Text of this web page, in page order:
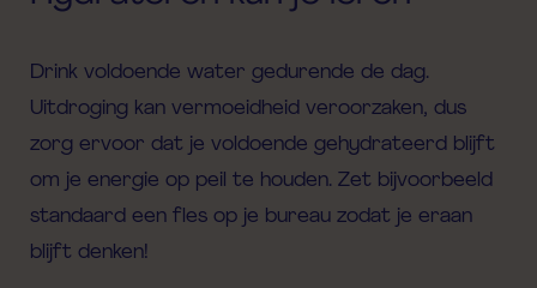
Drink voldoende water gedurende de dag.
Uitdroging kan vermoeidheid veroorzaken, dus
zorg ervoor dat je voldoende gehydrateerd blijft
om je energie op peil te houden. Zet bijvoorbeeld
standaard een fles op je bureau zodat je eraan
blijft denken!